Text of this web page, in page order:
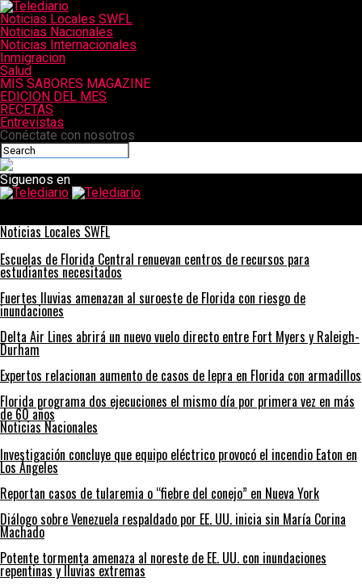
Noticias Locales SWFL
Noticias Nacionales
Noticias Internacionales
Inmigracion
Salud
MIS SABORES MAGAZINE
EDICION DEL MES
RECETAS
Entrevistas
Conéctate con nosotros
Siguenos en
Noticias Locales SWFL
Escuelas de Florida Central renuevan centros de recursos para
estudiantes necesitados
Fuertes lluvias amenazan al suroeste de Florida con riesgo de
inundaciones
Delta Air Lines abrirá un nuevo vuelo directo entre Fort Myers y Raleigh-
Durham
Expertos relacionan aumento de casos de lepra en Florida con armadillos
Florida programa dos ejecuciones el mismo día por primera vez en más
de 60 años
Noticias Nacionales
Investigación concluye que equipo eléctrico provocó el incendio Eaton en
Los Ángeles
Reportan casos de tularemia o “fiebre del conejo” en Nueva York
Diálogo sobre Venezuela respaldado por EE. UU. inicia sin María Corina
Machado
Potente tormenta amenaza al noreste de EE. UU. con inundaciones
repentinas y lluvias extremas